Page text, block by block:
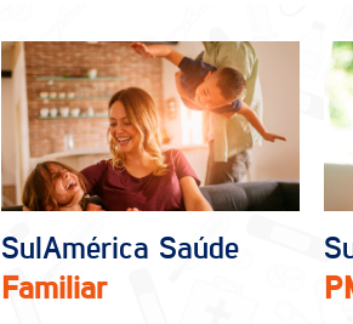
SulAmérica Saúde
Familiar